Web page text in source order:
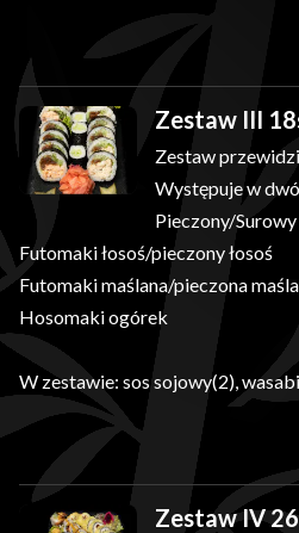
Zestaw III
Zestaw
Występuje w
Pieczony/Surowy
Futomaki łosoś/pieczony łosoś
Futomaki maślana/pieczona
Hosomaki ogórek
W zestawie: sos sojowy(2),
Zestaw IV